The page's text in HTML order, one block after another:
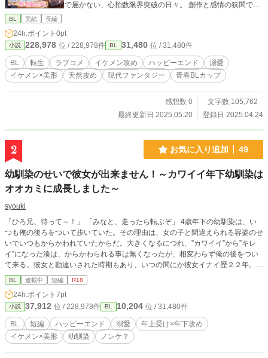
で届かない、心拍数限界突破の日々。 創作と感情の狭間で、
るんだ」 尊死系BL／オタクあるある満載／文化祭・学園SN
S・保健室…青春全部乗せ！ 笑って泣ける、“愛”と“推し活”の
二重螺旋ラブストーリー、開幕！
BL 完結 長編
24h.ポイント 0pt
小説 228,978 位 / 228,978件 BL 31,480 位 / 31,480件
BL 転生 ラブコメ イケメン攻め ハッピーエンド
溺愛
イケメン×美形
天然攻め 現代ファンタジー 青春BLカップ​
感想数 0
文字数 105,762
最終更新日 2025.05.20
登録日 2025.04.24
2 お気に入り追加 49
幼馴染のせいで彼女が出来ません！～カワイイ年下幼馴染は
オオカミに成長しました～
syouki
「ひろ兄、待って～！」 「みなと、走ったら転ぶぞ」 4歳年下の幼馴染は、い
つも俺の後ろをついて歩いていた。その理由は、女の子と間違えられる容姿のせ
いでいつもからかわれていたからだ。大きくなるにつれ、”カワイイ”から”キレ
イ”になった湊は、からかわられる事は無くなったが、相変わらず俺の後をつい
て来る。彼女と勘違いされた時期もあり、いつの間にか彼女イナイ歴２２年。就
職の為地元を離れた俺は念願の一人暮らし！湊とも離れて、やっと彼女が出来る
と思ったのだが…。 「ひろ兄！」 なんで湊がここに？！ ※相変わらず設定はゆ
るゆるでご都合主義です。 ※更新はゆっくりです。 ※確認はしてますが、誤
字・脱字はお許しください。（そっと教えて下さい）
BL 連載中 短編 R18
24h.ポイント 7pt
小説 37,912 位 / 228,978件 BL 10,204 位 / 31,480件
BL 短編 ハッピーエンド 溺愛
年上受け×年下攻め
イケメン×美形
幼馴染 ノンケ？